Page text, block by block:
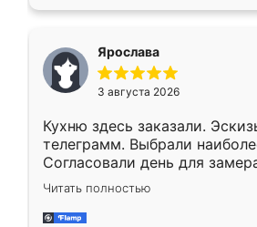
Ярослава
3 августа 2026
Кухню здесь заказали.
телеграмм. Выбрали
Согласовали день для
недели кухня была уже
довольны работой. Спасибо
мебель за качественную
Читать полностью